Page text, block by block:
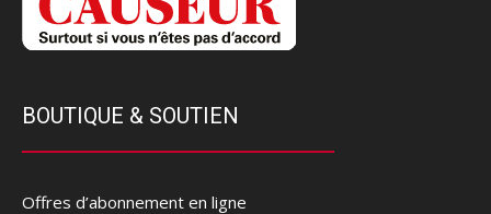
BOUTIQUE & SOUTIEN
Offres d’abonnement en ligne